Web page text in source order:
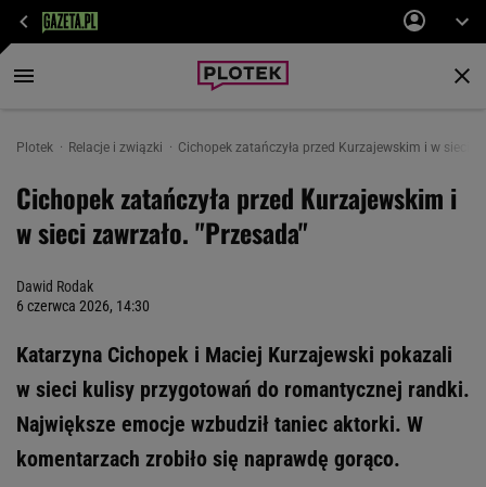
Plotek Relacje i związki Cichopek zatańczyła przed Kurzajewskim i w sieci
Cichopek zatańczyła przed Kurzajewskim i
w sieci zawrzało. "Przesada"
Dawid Rodak
6 czerwca 2026, 14:30
Katarzyna Cichopek i Maciej Kurzajewski pokazali
w sieci kulisy przygotowań do romantycznej randki.
Największe emocje wzbudził taniec aktorki. W
komentarzach zrobiło się naprawdę gorąco.